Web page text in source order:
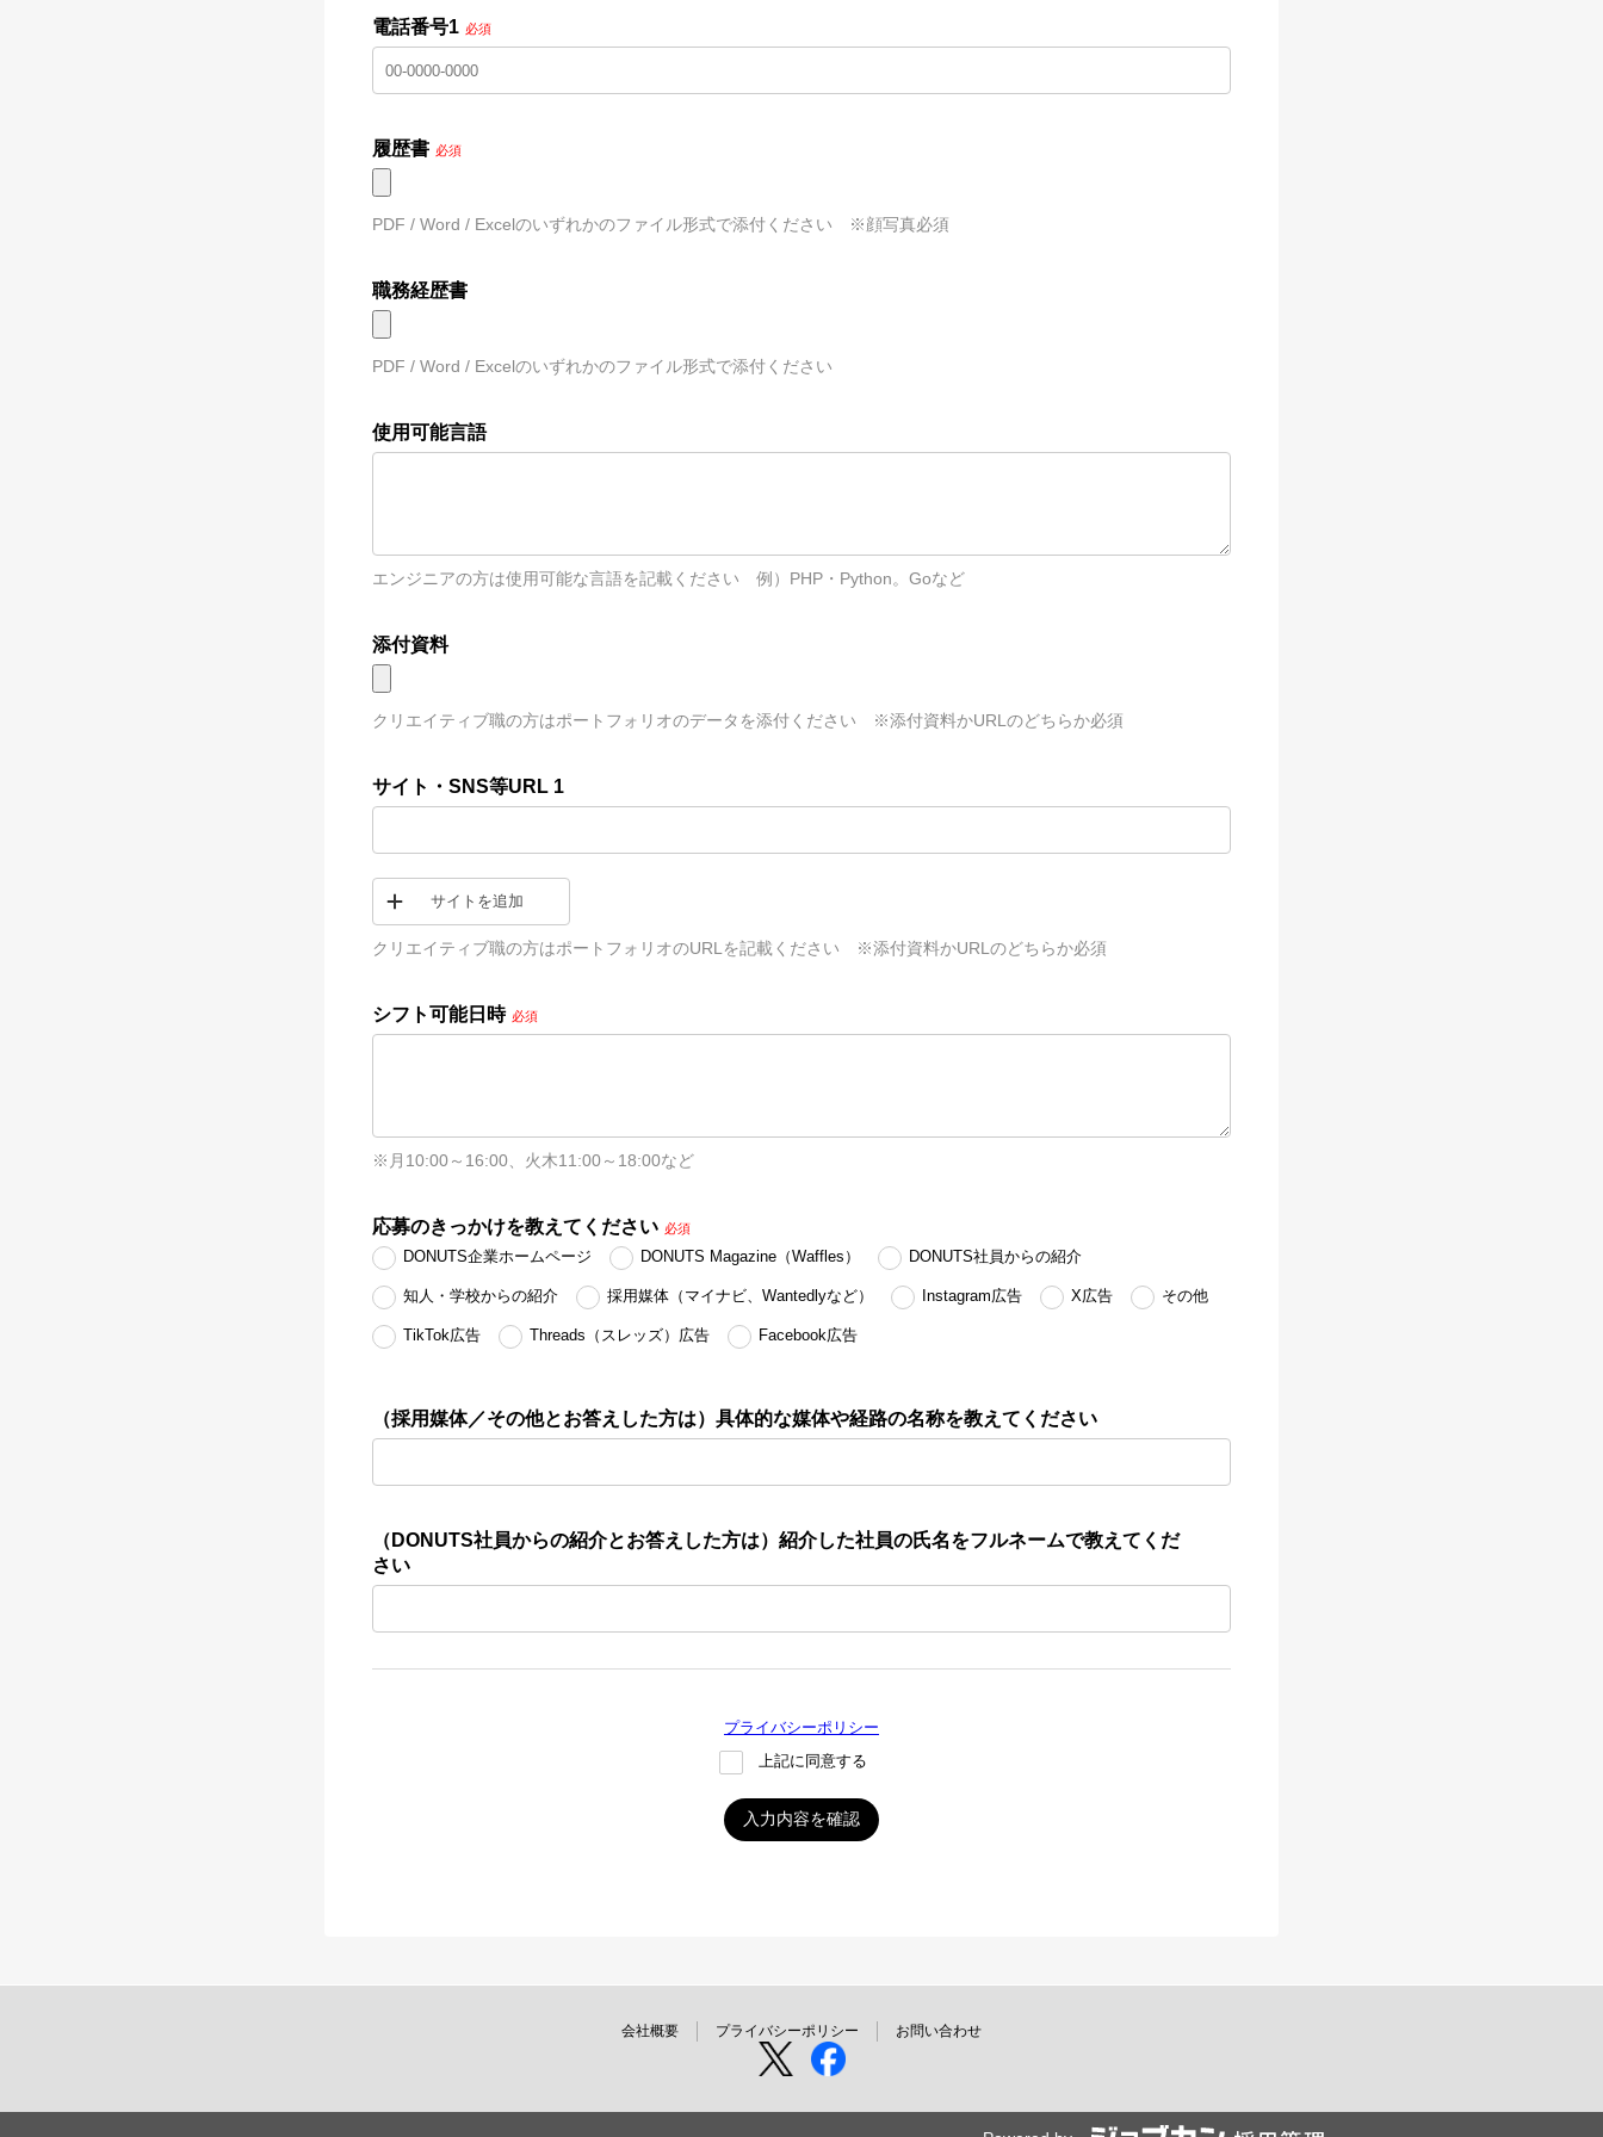
電話番号1 必須
履歴書 必須
PDF / Word / Excelのいずれかのファイル形式で添付ください　※顔写真必須
職務経歴書
PDF / Word / Excelのいずれかのファイル形式で添付ください
使用可能言語
エンジニアの方は使用可能な言語を記載ください　例）PHP・Python。Goなど
添付資料
クリエイティブ職の方はポートフォリオのデータを添付ください　※添付資料かURLのどちらか必須
サイト・SNS等URL 1
サイトを追加
クリエイティブ職の方はポートフォリオのURLを記載ください　※添付資料かURLのどちらか必須
シフト可能日時 必須
※月10:00～16:00、火木11:00～18:00など
応募のきっかけを教えてください 必須
DONUTS企業ホームページ DONUTS Magazine（Waffles） DONUTS社員からの紹介
知人・学校からの紹介 採用媒体（マイナビ、Wantedlyなど） Instagram広告 X広告 その他
TikTok広告 Threads（スレッズ）広告 Facebook広告
（採用媒体／その他とお答えした方は）具体的な媒体や経路の名称を教えてください
（DONUTS社員からの紹介とお答えした方は）紹介した社員の氏名をフルネームで教えてくだ
さい
プライバシーポリシー
上記に同意する
入力内容を確認
会社概要 プライバシーポリシー お問い合わせ